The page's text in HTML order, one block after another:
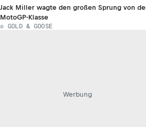
Jack Miller wagte den großen Sprung von
MotoGP-Klasse
© GOLD & GOOSE
Werbung